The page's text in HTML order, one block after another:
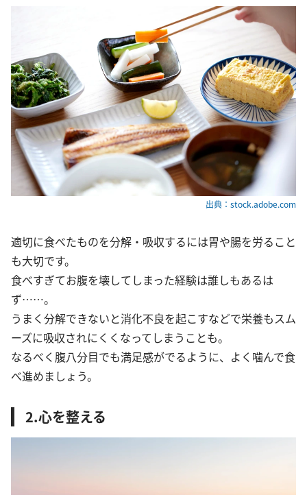
出典：stock.adobe.com
適切に食べたものを分解・吸収するには胃や腸を労ること
も大切です。
食べすぎてお腹を壊してしまった経験は誰しもあるは
ず……。
うまく分解できないと消化不良を起こすなどで栄養もスム
ーズに吸収されにくくなってしまうことも。
なるべく腹八分目でも満足感がでるように、よく噛んで食
べ進めましょう。
2.心を整える